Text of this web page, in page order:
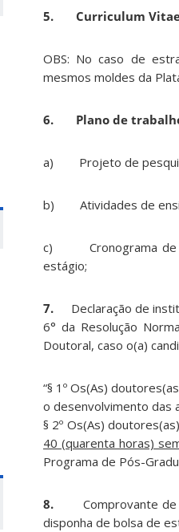
5. Curriculum
OBS: No caso de
mesmos moldes da
6. Plano de
a) Projeto de
b) Atividades de
c) Cronograma de
estágio;
7. Declaração de
6° da Resolução
Doutoral, caso o(a)
“§ 1º Os(As)
o desenvolvimento das
§ 2º Os(As)
40 (quarenta horas)
Programa de Pós-
8. Comprovante
disponha de bolsa de